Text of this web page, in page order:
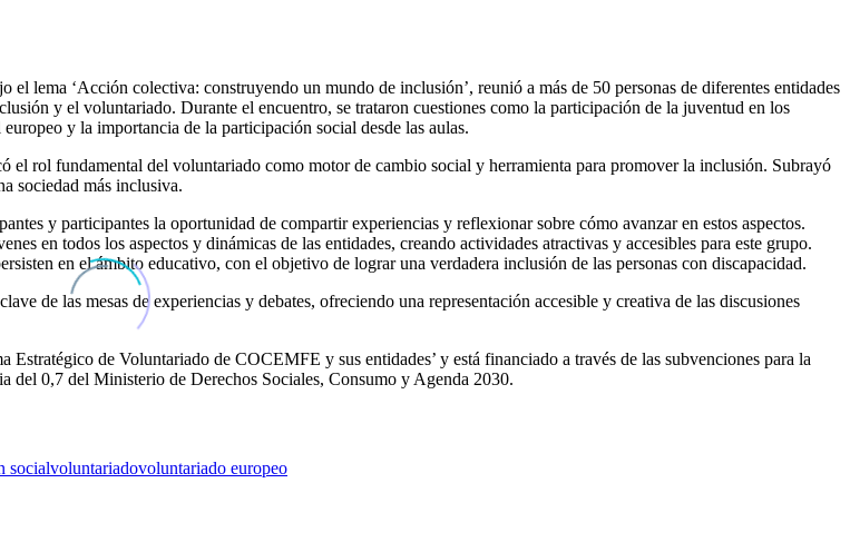
‘Acción colectiva: construyendo un mundo de inclusión’, reunió a más de 50 personas de diferentes entidades
y el voluntariado. Durante el encuentro, se trataron cuestiones como la participación de la juventud en los
y la importancia de la participación social desde las aulas.
rol fundamental del voluntariado como motor de cambio social y herramienta para promover la inclusión. Subrayó
sociedad más inclusiva.
y participantes la oportunidad de compartir experiencias y reflexionar sobre cómo avanzar en estos aspectos.
en todos los aspectos y dinámicas de las entidades, creando actividades atractivas y accesibles para este grupo.
en el ámbito educativo, con el objetivo de lograr una verdadera inclusión de las personas con discapacidad.
de las mesas de experiencias y debates, ofreciendo una representación accesible y creativa de las discusiones
Estratégico de Voluntariado de COCEMFE y sus entidades’ y está financiado a través de las subvenciones para la
del 0,7 del Ministerio de Derechos Sociales, Consumo y Agenda 2030.
socialvoluntariadovoluntariado europeo